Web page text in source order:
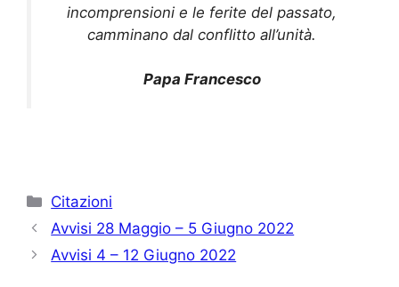
incomprensioni e le ferite del passato,
camminano dal conflitto all’unità.
Papa Francesco
Categorie
Citazioni
Avvisi 28 Maggio – 5 Giugno 2022
Avvisi 4 – 12 Giugno 2022